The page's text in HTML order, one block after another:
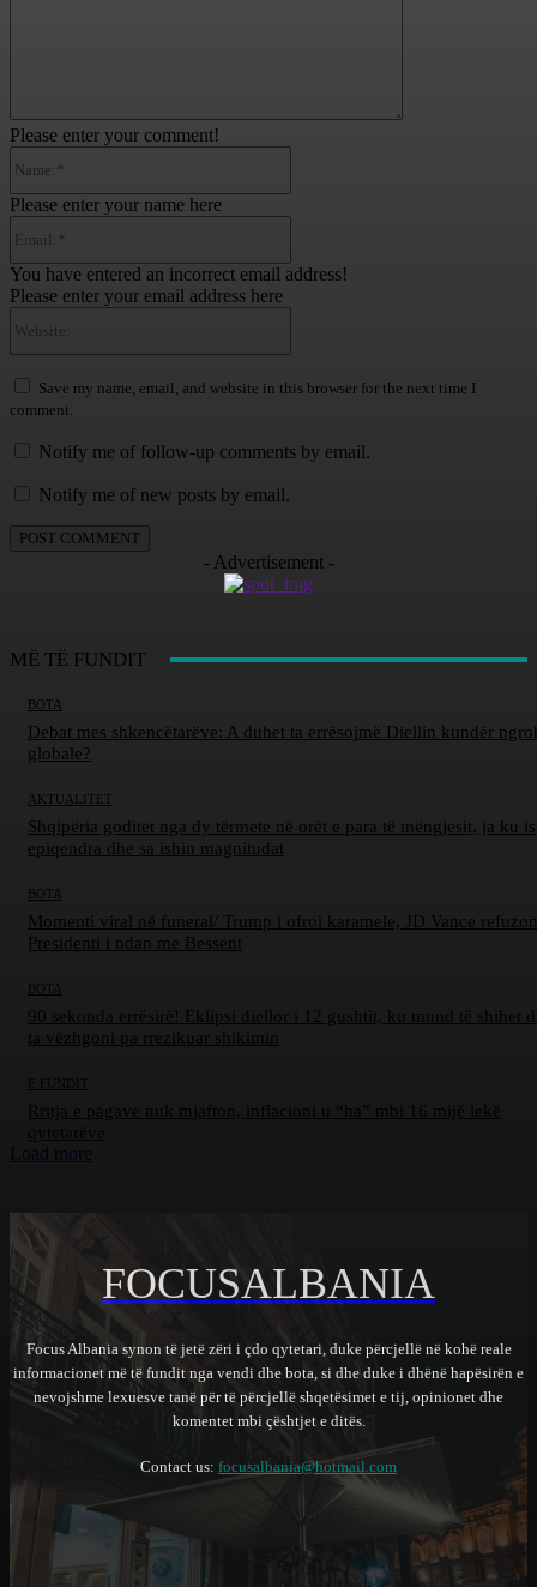
Please enter your comment!
Please enter your name here
You have entered an incorrect email address!
Please enter your email address here
Save my name, email, and website in this browser for the next time I
comment.
Notify me of follow-up comments by email.
Notify me of new posts by email.
- Advertisement -
MË TË FUNDIT
BOTA
Debat mes shkencëtarëve: A duhet ta errësojmë Diellin kundër
globale?
AKTUALITET
Shqipëria goditet nga dy tërmete në orët e para të mëngjesit, ja ku
epiqendra dhe sa ishin magnitudat
BOTA
Momenti viral në funeral/ Trump i ofroi karamele, JD Vance
Presidenti i ndan me Bessent
BOTA
90 sekonda errësirë! Eklipsi diellor i 12 gushtit, ku mund të shihet
ta vëzhgoni pa rrezikuar shikimin
FOCUSALBANIA
Focus Albania synon të jetë zëri i çdo qytetari, duke përcjellë në kohë reale
informacionet më të fundit nga vendi dhe bota, si dhe duke i dhënë hapësirën e
nevojshme lexuesve tanë për të përcjellë shqetësimet e tij, opinionet dhe
komentet mbi çështjet e ditës.
Contact us: focusalbania@hotmail.com